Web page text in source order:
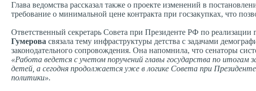
Глава ведомства рассказал также о проекте изменений в
требование о минимальной цене контракта при госзакупках, что
Ответственный секретарь Совета при Президенте РФ по
Гумерова связала тему инфраструктуры детства с задачами
законодательного сопровождения. Она напомнила, что сенаторы
«Работа ведется с учетом поручений главы государства по
детей, а сегодня продолжается уже в логике Совета при
политики».